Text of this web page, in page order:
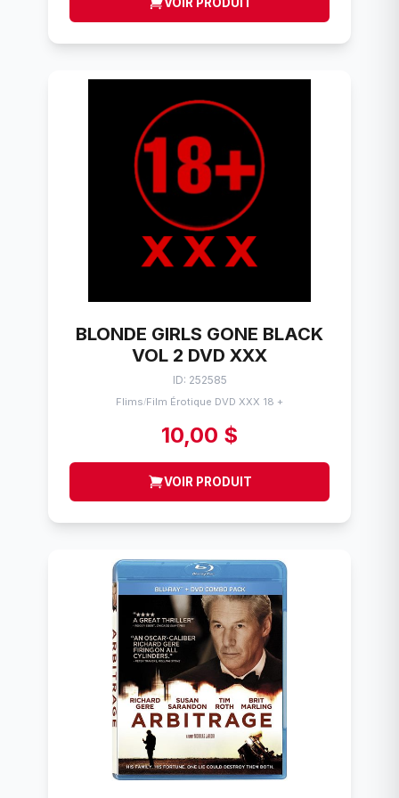
BLONDE GIRLS GONE BLACK
VOL 2 DVD XXX
ID: 252585
Flims/Film Érotique DVD XXX 18 +
10,00 $
VOIR PRODUIT